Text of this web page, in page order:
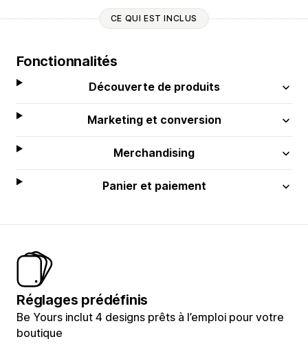
CE QUI EST INCLUS
Fonctionnalités
Découverte de produits
Marketing et conversion
Merchandising
Panier et paiement
Réglages prédéfinis
Be Yours inclut 4 designs prêts à l’emploi pour votre
boutique